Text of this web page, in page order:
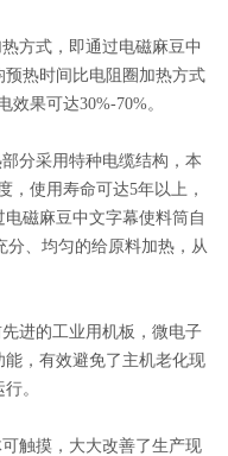
式，即通过电磁麻豆中
预热时间比电阻圈加热方式
效果可达30%-70%。
分采用特种电缆结构，本
，使用寿命可达5年以上，
电磁麻豆中文字幕使料筒自
、均匀的给原料加热，从
进的工业用机板，微电子
，有效避免了主机老化现
。
摸，大大改善了生产现